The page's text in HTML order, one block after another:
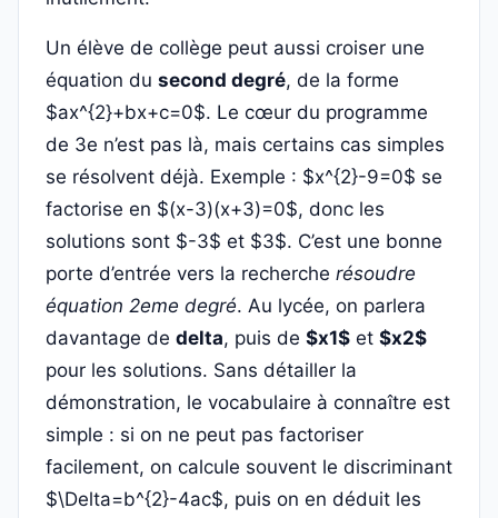
Un élève de collège peut aussi croiser une
équation du second degré, de la forme
$ax^{2}+bx+c=0$. Le cœur du programme
de 3e n’est pas là, mais certains cas simples
se résolvent déjà. Exemple : $x^{2}-9=0$ se
factorise en $(x-3)(x+3)=0$, donc les
solutions sont $-3$ et $3$. C’est une bonne
porte d’entrée vers la recherche résoudre
équation 2eme degré. Au lycée, on parlera
davantage de delta, puis de $x1$ et $x2$
pour les solutions. Sans détailler la
démonstration, le vocabulaire à connaître est
simple : si on ne peut pas factoriser
facilement, on calcule souvent le discriminant
$\Delta=b^{2}-4ac$, puis on en déduit les